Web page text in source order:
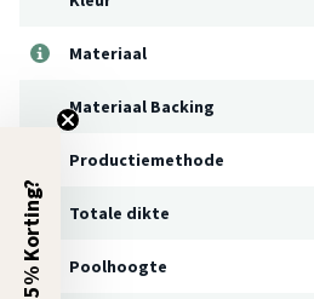
Materiaal
Materiaal Backing
Productiemethode
Totale dikte
Poolhoogte
5% Korting?